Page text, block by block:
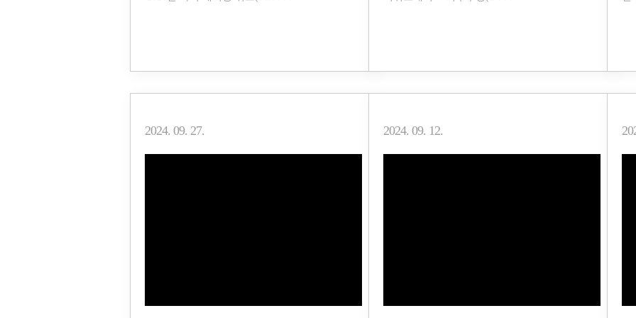
2024. 09. 27. 2024. 09. 12.